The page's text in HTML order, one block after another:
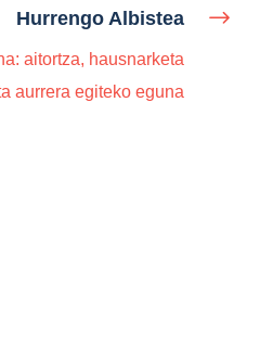
Hurrengo Albistea
aitortza, hausnarketa
aurrera egiteko eguna